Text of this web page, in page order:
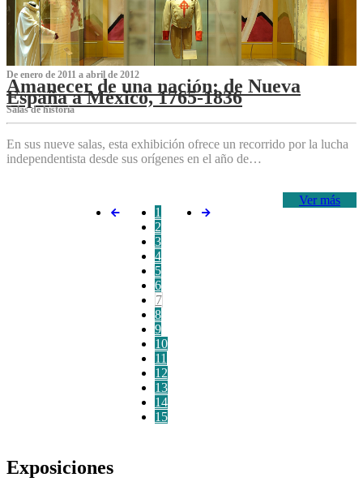
De enero de 2011 a abril de 2012
Amanecer de una nación: de Nueva
España a México, 1765-1836
Salas de historia
En sus nueve salas, esta exhibición ofrece un recorrido por la lucha
independentista desde sus orígenes en el año de…
Ver más
1
2
3
4
5
6
7
8
9
10
11
12
13
14
15
Exposiciones